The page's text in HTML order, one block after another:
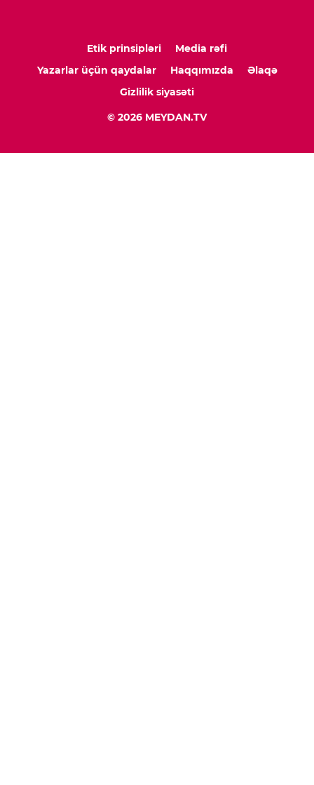
Etik prinsipləri
Media rəfi
Yazarlar üçün qaydalar
Haqqımızda
Əlaqə
Gizlilik siyasəti
© 2026 MEYDAN.TV